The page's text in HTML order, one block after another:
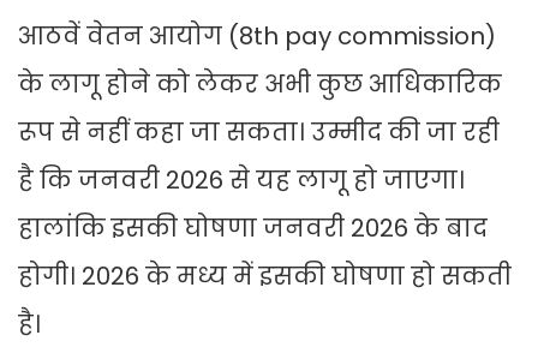
आठवें वेतन आयोग (8th pay commission)
के लागू होने को लेकर अभी कुछ आधिकारिक
रूप से नहीं कहा जा सकता। उम्मीद की जा रही
है कि जनवरी 2026 से यह लागू हो जाएगा।
हालांकि इसकी घोषणा जनवरी 2026 के बाद
होगी। 2026 के मध्य में इसकी घोषणा हो सकती
है।